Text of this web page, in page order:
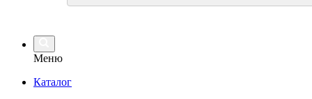
Меню
Каталог